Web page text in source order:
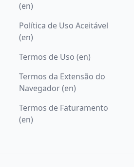
(en)
Política de Uso Aceitável
(en)
Termos de Uso (en)
Termos da Extensão do
Navegador (en)
Termos de Faturamento
(en)